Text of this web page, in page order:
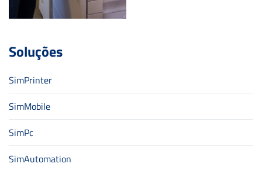
Soluções
SimPrinter
SimMobile
SimPc
SimAutomation